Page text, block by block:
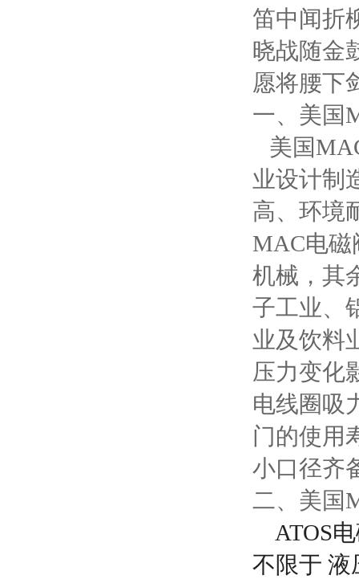
笛中闻折
晓战随金
愿将腰下
一、美国
美国
业设计制
高、环境
MAC电磁
机械，其
子工业、
业及饮料
压力变化
电线圈吸
门的使用
小口径齐
二、美国
ATOS
不限于 液